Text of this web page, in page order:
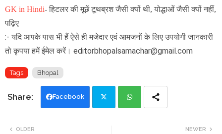
GK in Hindi- हिटलर की मूछें टूथब्रश जैसी क्यों थी, योद्धाओं जैसी क्यों नहीं,
पढ़िए
:- यदि आपके पास भी हैं ऐसे ही मजेदार एवं आमजनों के लिए उपयोगी जानकारी
तो कृपया हमें ईमेल करें। editorbhopalsamachar@gmail.com
Tags Bhopal
Facebook
NEWER
OLDER